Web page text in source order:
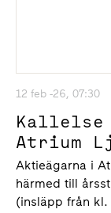
12 feb -26, 07:30
Atrium
Aktieägarna i
härmed till
(insläpp från